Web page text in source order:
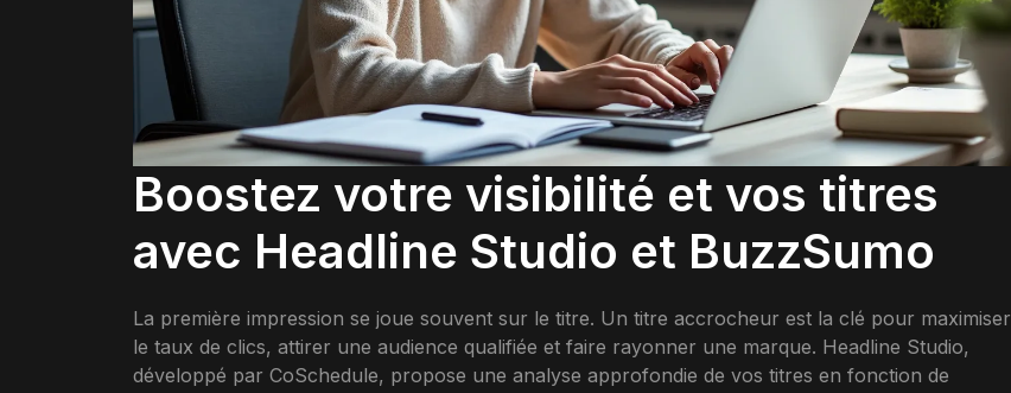
Boostez votre visibilité et vos titres
avec Headline Studio et BuzzSumo
La première impression se joue souvent sur le titre. Un titre accrocheur est la clé pour maximiser
le taux de clics, attirer une audience qualifiée et faire rayonner une marque. Headline Studio,
développé par CoSchedule, propose une analyse approfondie de vos titres en fonction de